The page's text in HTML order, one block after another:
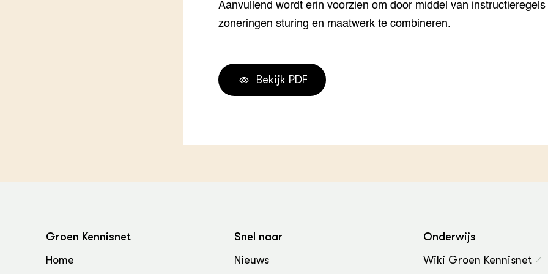
Aanvullend wordt erin voorzien om door middel van instructieregels
zoneringen sturing en maatwerk te combineren.
Bekijk PDF
Groen Kennisnet
Home
Snel naar
Nieuws
Onderwijs
Wiki Groen Kennisnet